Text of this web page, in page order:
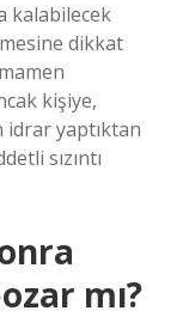
kalabilecek
dikkat
kişiye,
idrar yaptıktan
sızıntı
mı?